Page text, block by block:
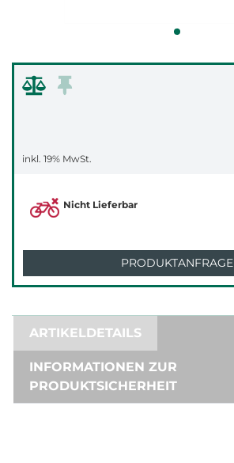
inkl. 19% MwSt.
Nicht Lieferbar
PRODUKTANFRAGE
ARTIKELDETAILS
INFORMATIONEN ZUR
PRODUKTSICHERHEIT